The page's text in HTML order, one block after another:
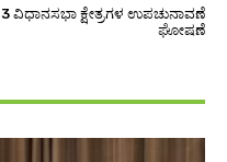
3 ವಿಧಾನಸಭಾ ಕ್ಷೇತ್ರಗಳ ಉಪಚುನಾವಣೆ
ಘೋಷಣೆ